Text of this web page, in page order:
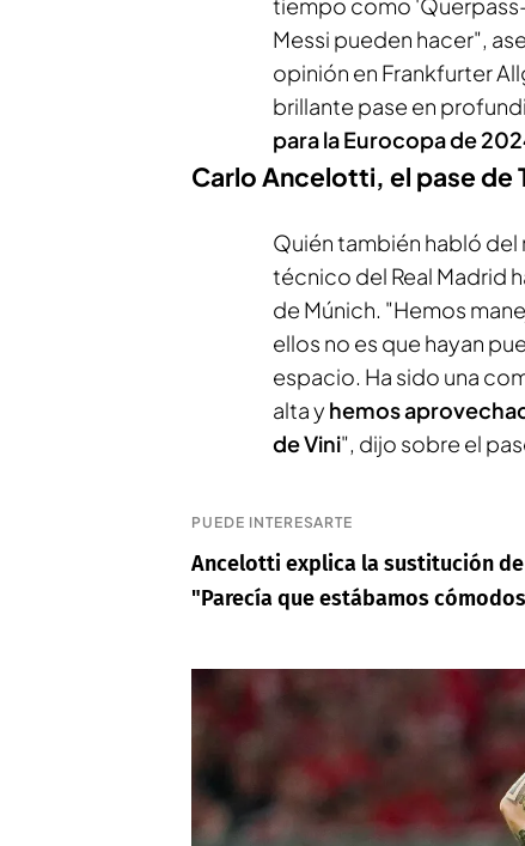
Messi pueden hacer",
opinión en Frankfurter
brillante pase en
para la Eurocopa de
Carlo Ancelotti, el pase de
Quién también habló
técnico del Real Madrid
de Múnich. "Hemos
ellos no es que hayan
espacio. Ha sido una
alta y hemos
de Vini", dijo sobre el
PUEDE INTERESARTE
Ancelotti explica la sustitución
"Parecía que estábamos